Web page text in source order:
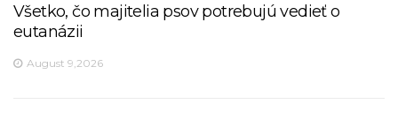
Všetko, čo majitelia psov potrebujú vedieť o
eutanázii
August 9,2026